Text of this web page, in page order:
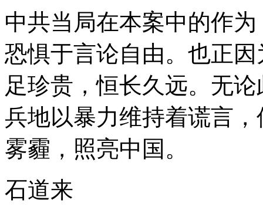
中共当局在本案中的作
恐惧于言论自由。也正
足珍贵，恒长久远。无
兵地以暴力维持着谎言
雾霾，照亮中国。
石道来